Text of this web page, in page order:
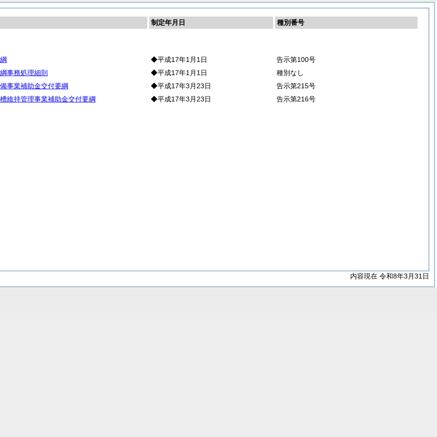
制定年月日
種別番号
◆平成17年1月1日
告示第100号
事務処理細則
◆平成17年1月1日
種別なし
事業補助金交付要綱
◆平成17年3月23日
告示第215号
維持管理事業補助金交付要綱
◆平成17年3月23日 告示第216号
内容現在 令和8年3月31日